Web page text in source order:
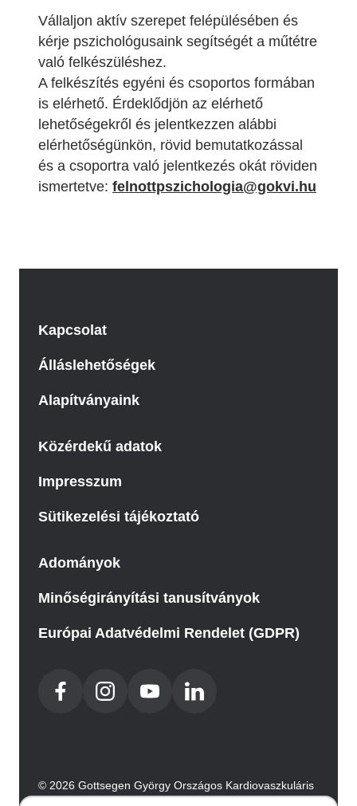
Vállaljon aktív szerepet felépülésében és
kérje pszichológusaink segítségét a műtétre
való felkészüléshez.
A felkészítés egyéni és csoportos formában
is elérhető. Érdeklődjön az elérhető
lehetőségekről és jelentkezzen alábbi
elérhetőségünkön, rövid bemutatkozással
és a csoportra való jelentkezés okát röviden
ismertetve: felnottpszichologia@gokvi.hu
Kapcsolat
Álláslehetőségek
Alapítványaink
Közérdekű adatok
Impresszum
Sütikezelési tájékoztató
Adományok
Minőségirányítási tanusítványok
Európai Adatvédelmi Rendelet (GDPR)
© 2026 Gottsegen György Országos Kardiovaszkuláris
Intézet. Minden jog fenntartva.